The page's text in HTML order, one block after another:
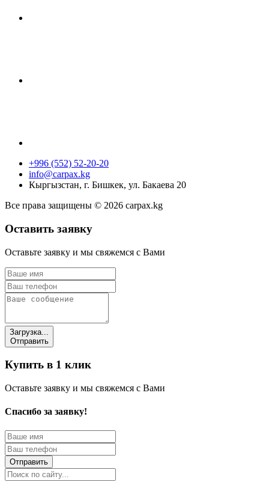
+996 (552) 52-20-20
info@carpax.kg
Кыргызстан, г. Бишкек, ул. Бакаева 20
Все права защищены © 2026 carpax.kg
Оставить заявку
Оставьте заявку и мы свяжемся с Вами
Загрузка...
Отправить
Купить в 1 клик
Оставьте заявку и мы свяжемся с Вами
Спасибо за заявку!
Отправить